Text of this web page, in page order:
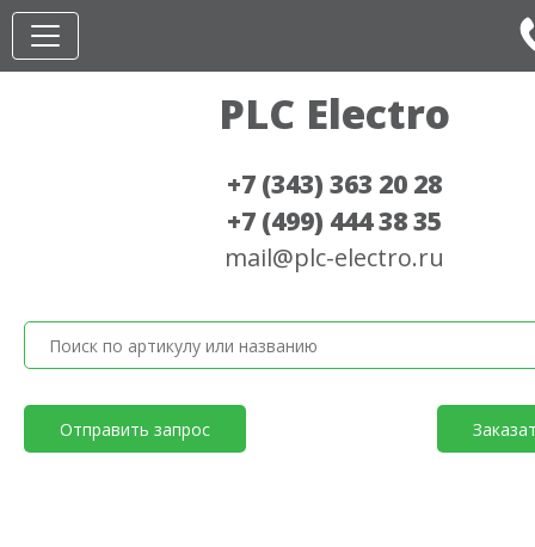
PLC Electro
+7 (343) 363 20 28
+7 (499) 444 38 35
mail@plc-electro.ru
Отправить запрос